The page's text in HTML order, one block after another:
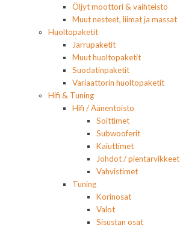
Öljyt moottori & vaihteisto
Muut nesteet, liimat ja massat
Huoltopaketit
Jarrupaketit
Muut huoltopaketit
Suodatinpaketit
Variaattorin huoltopaketit
Hifi & Tuning
Hifi / Äänentoisto
Soittimet
Subwooferit
Kaiuttimet
Johdot / pientarvikkeet
Vahvistimet
Tuning
Korinosat
Valot
Sisustan osat